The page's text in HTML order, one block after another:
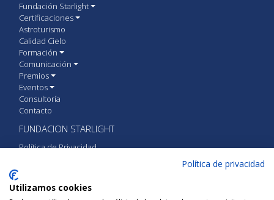
Fundación Starlight
Certificaciones
Astroturismo
Calidad Cielo
Formación
Comunicación
Premios
Eventos
Consultoría
Contacto
FUNDACION STARLIGHT
Política de Privacidad
CONTACTA CON FUNDACIÓN STARLIGHT
Política de privacidad
Utilizamos cookies